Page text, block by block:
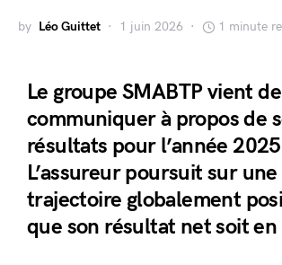
by Léo Guittet 1 juin 2026 1 minute
Le groupe SMABTP vient de
communiquer à propos de
résultats pour l’année
L’assureur poursuit sur une
trajectoire globalement
que son résultat net soit